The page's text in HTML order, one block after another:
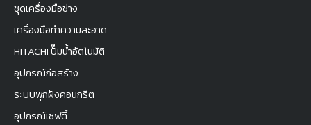
ชุดเครื่องมือช่าง
เครื่องมือทำความสะอาด
HITACHI ปั๊มน้ำอัตโนมัติ
อุปกรณ์ก่อสร้าง
ระบบพุกฝังคอนกรีต
อุปกรณ์เซฟตี้